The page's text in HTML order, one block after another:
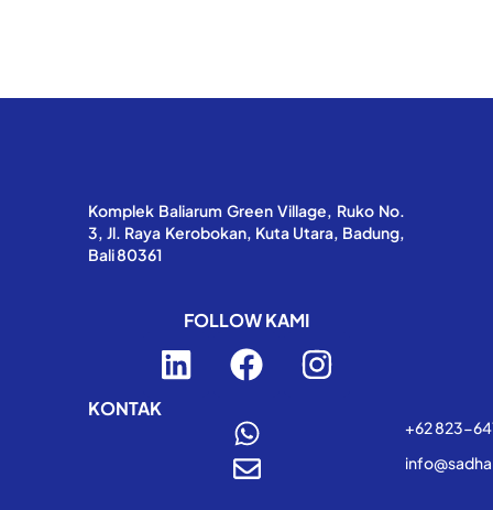
Komplek Baliarum Green Village, Ruko No.
3, Jl. Raya Kerobokan, Kuta Utara, Badung,
Bali 80361
FOLLOW KAMI
L
i
F
a
c
e
b
I
n
KONTAK
+62 823-